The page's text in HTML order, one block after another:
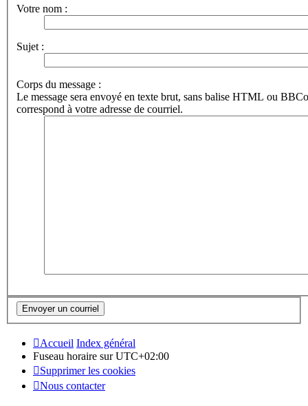
Votre nom :
Sujet :
Corps du message :
Le message sera envoyé en texte brut, sans balise HTML ou
correspond à votre adresse de courriel.
Accueil Index général
Fuseau horaire surUTC+02:00
Supprimer les cookies
Nous contacter